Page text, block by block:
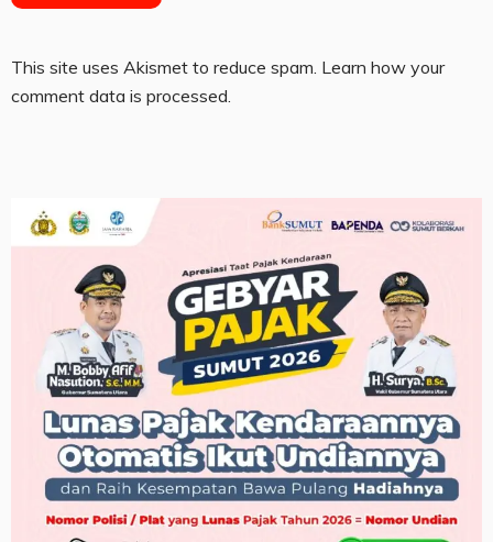
This site uses Akismet to reduce spam. Learn how your
comment data is processed.